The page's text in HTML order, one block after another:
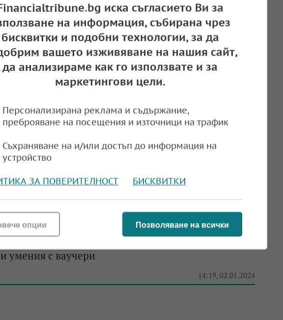
12:28, 04.08.2024
Средно по 9 души у нас са се конкурирали за едно
място
работа през януари
приема заявления за безплатни обучения
умения с ваучери
14:19, 02.01.2024
иска съгласието Ви за
на информация, събирана чрез
бисквитки и подобни технологии, за да
вашето изживяване на нашия сайт,
да анализираме как го използвате и за
маркетингови цели.
Персонализирана реклама и съдържание,
преброяване на посещения и източници на трафик
Съхраняване на и/или достъп до информация на
устройство
ЗА ПОВЕРИТЕЛНОСТ БИСКВИТКИ
Позволяване на всички
опции